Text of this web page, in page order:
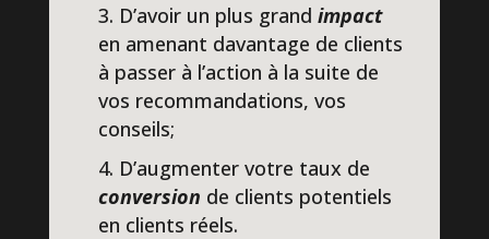
D’avoir un plus grand impact
en amenant davantage de clients
à passer à l’action à la suite de
vos recommandations, vos
conseils;
D’augmenter votre taux de
conversion de clients potentiels
en clients réels.